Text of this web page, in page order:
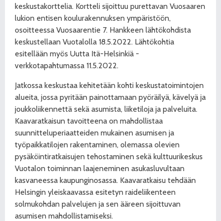
keskustakorttelia. Kortteli sijoittuu purettavan Vuosaaren
lukion entisen koulurakennuksen ympäristöön,
osoitteessa Vuosaarentie 7. Hankkeen lähtökohdista
keskustellaan Vuotalolla 18.5.2022. Lähtökohtia
esitellään myös Uutta Itä-Helsinkiä -
verkkotapahtumassa 11.5.2022.
Jatkossa keskustaa kehitetään kohti keskustatoimintojen
alueita, jossa pyritään painottamaan pyöräilyä, kävelyä ja
joukkoliikennettä sekä asumista, liiketiloja ja palveluita.
Kaavaratkaisun tavoitteena on mahdollistaa
suunnitteluperiaatteiden mukainen asumisen ja
työpaikkatilojen rakentaminen, olemassa olevien
pysäköintiratkaisujen tehostaminen sekä kulttuurikeskus
Vuotalon toiminnan laajeneminen asukasluvultaan
kasvaneessa kaupunginosassa. Kaavaratkaisu tehdään
Helsingin yleiskaavassa esitetyn raideliikenteen
solmukohdan palvelujen ja sen ääreen sijoittuvan
asumisen mahdollistamiseksi.